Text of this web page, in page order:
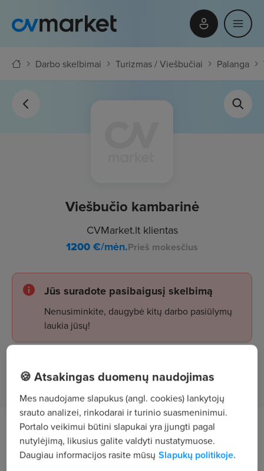
Darbo skelbimai Turizmas / Viešbučiai Palanga
Viešbučio kambarinė
CVMarket.lt klientas
1200€/mėn.Prieš mokesčius
Jūs suradote pasibaigusį skelbimą
Nenusiminkite, daugybė kitų darbo pasiūlymų
laukia jūsų!
Žiūrėti skelbimus
Darbo aprašymas
viešbučio kambarių ir bendrųjų patalpų
🍪 Atsakingas duomenų naudojimas
Mes naudojame slapukus (angl. cookies) lankytojų
srauto analizei, rinkodarai ir turinio suasmeninimui.
Portalo veikimui būtini slapukai yra įjungti pagal
nutylėjimą, likusius galite valdyti nustatymuose.
Daugiau informacijos rasite mūsų Slapukų politikoje.